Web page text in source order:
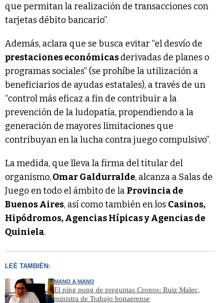
que permitan la realización de transacciones con
tarjetas débito bancario”.
Además, aclara que se busca evitar “el desvío de
prestaciones económicasderivadas de planes o
programas sociales” (se prohíbe la utilización a
beneficiarios de ayudas estatales), a través de un
“control más eficaz a fin de contribuir a la
prevención de la ludopatía, propendiendo a la
generación de mayores limitaciones que
contribuyan en la lucha contra juego compulsivo”.
La medida, que lleva la firma del titular del
organismo,Omar Galdurralde, alcanza a Salas de
Juego en todo el ámbito de la Provincia de
Buenos Aires, así como también en los Casinos,
Hipódromos, Agencias Hípicas y Agencias de
Quiniela.
LEÉ TAMBIÉN:
MANO A MANO
El ping pong de preguntas Cronos: Ruiz Malec,
ministra de Trabajo bonaerense